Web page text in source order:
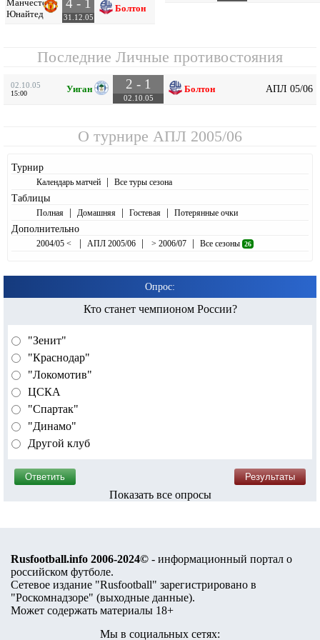
Манчестер
Юнайтед
4 - 1
31.12.05
Болтон
Последние Личные противостояния
02.10.05
15:00 Уиган 2 - 1
02.10.05
Болтон АПЛ 05/06
О турнире АПЛ 2005/06
Турнир
Календарь матчей | Все туры сезона
Таблицы
Полная | Домашняя | Гостевая | Потерянные очки
Дополнительно
2004/05 < | АПЛ 2005/06 | > 2006/07 | Все сезоны 26
Опрос:
Кто станет чемпионом России?
"Зенит"
"Краснодар"
"Локомотив"
ЦСКА
"Спартак"
"Динамо"
Другой клуб
Показать все опросы
Rusfootball.info 2006-2024© - информационный портал о
российском футболе.
Сетевое издание "Rusfootball" зарегистрировано в
"Роскомнадзоре" (выходные данные).
Может содержать материалы 18+
Мы в социальных сетях: